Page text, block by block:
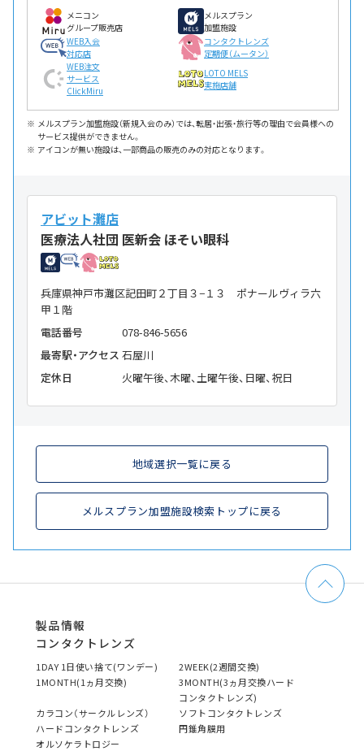
メニコン
グループ販売店
メルスプラン
加盟施設
WEB入会
対応店
コンタクトレンズ
定期便（ムータン）
WEB注文
サービス
ClickMiru
LOTO MELS
実施店舗
メルスプラン加盟施設（新規入会のみ）では、転居・出張・旅行等の理由で会員様への
サービス提供ができません。
アイコンが無い施設は、一部商品の販売のみの対応となります。
アビット灘店
医療法人社団 医新会 ほそい眼科
兵庫県神戸市灘区記田町２丁目３−１３ ポナールヴィラ六
甲１階
電話番号
078-846-5656
最寄駅・アクセス 石屋川
定休日
火曜午後、木曜、土曜午後、日曜、祝日
地域選択一覧に戻る
メルスプラン加盟施設検索トップに戻る
製品情報
コンタクトレンズ
1DAY 1日使い捨て(ワンデー)
2WEEK(2週間交換)
1MONTH(1ヵ月交換)
3MONTH(3ヵ月交換ハード
コンタクトレンズ)
カラコン（サークルレンズ）
ソフトコンタクトレンズ
ハードコンタクトレンズ
円錐角膜用
オルソケラトロジー